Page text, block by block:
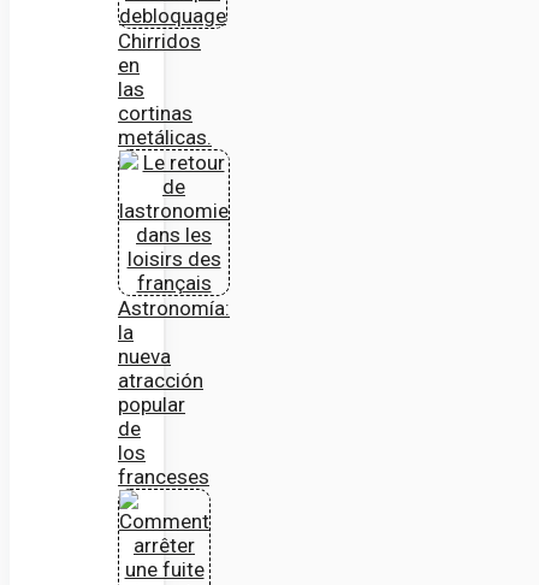
Chirridos
en
las
cortinas
metálicas.
Astronomía:
la
nueva
atracción
popular
de
los
franceses